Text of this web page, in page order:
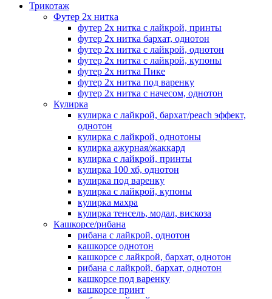
Трикотаж
Футер 2х нитка
футер 2х нитка с лайкрой, принты
футер 2х нитка бархат, однотон
футер 2х нитка с лайкрой, однотон
футер 2х нитка с лайкрой, купоны
футер 2х нитка Пике
футер 2х нитка под варенку
футер 2х нитка с начесом, однотон
Кулирка
кулирка с лайкрой, бархат/peach эффект,
однотон
кулирка с лайкрой, однотоны
кулирка ажурная/жаккард
кулирка с лайкрой, принты
кулирка 100 хб, однотон
кулирка под варенку
кулирка с лайкрой, купоны
кулирка махра
кулирка тенсель, модал, вискоза
Кашкорсе/рибана
рибана с лайкрой, однотон
кашкорсе однотон
кашкорсе с лайкрой, бархат, однотон
рибана с лайкрой, бархат, однотон
кашкорсе под варенку
кашкорсе принт